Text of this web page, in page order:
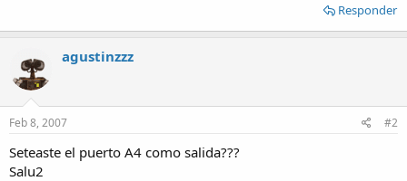
Responder
agustinzzz
Feb 8, 2007 #2
Seteaste el puerto A4 como salida???
Salu2